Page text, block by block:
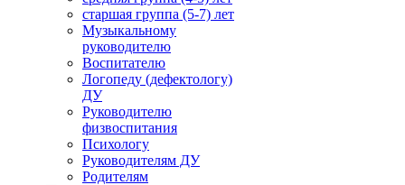
старшая группа (5-7) лет
Музыкальному
руководителю
Воспитателю
Логопеду (дефектологу)
ДУ
Руководителю
физвоспитания
Психологу
Руководителям ДУ
Родителям